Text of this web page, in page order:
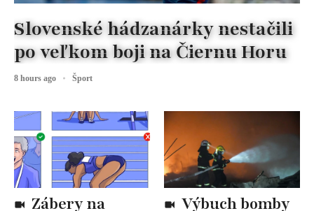
Slovenské hádzanárky nestačili
po veľkom boji na Čiernu Horu
8 hours ago Šport